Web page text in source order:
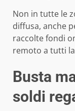
Non in tutte le
diffusa, anche
raccolte fondi
remoto a tutti
Busta
soldi